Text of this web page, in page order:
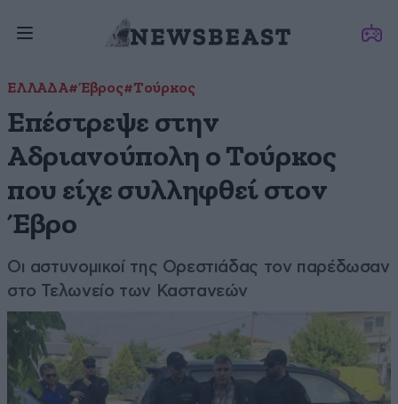
ΕΛΛΑΔΑ#Έβρος#Τούρκος
Επέστρεψε στην
Αδριανούπολη ο Τούρκος
που είχε συλληφθεί στον
Έβρο
Οι αστυνομικοί της Ορεστιάδας τον παρέδωσαν
στο Τελωνείο των Καστανεών